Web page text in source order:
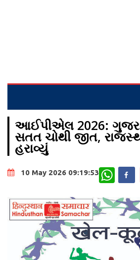
આઈપીએલ 2026:
સતત ચોથી જીત,
હરાવ્યું
10 May 2026 09:19:53